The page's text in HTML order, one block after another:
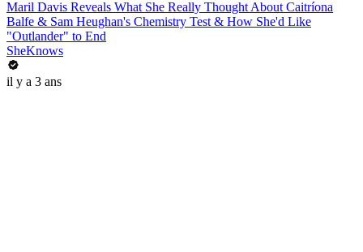
Maril Davis Reveals What She Really Thought About Caitríona
Balfe & Sam Heughan's Chemistry Test & How She'd Like
"Outlander" to End
SheKnows
il y a 3 ans